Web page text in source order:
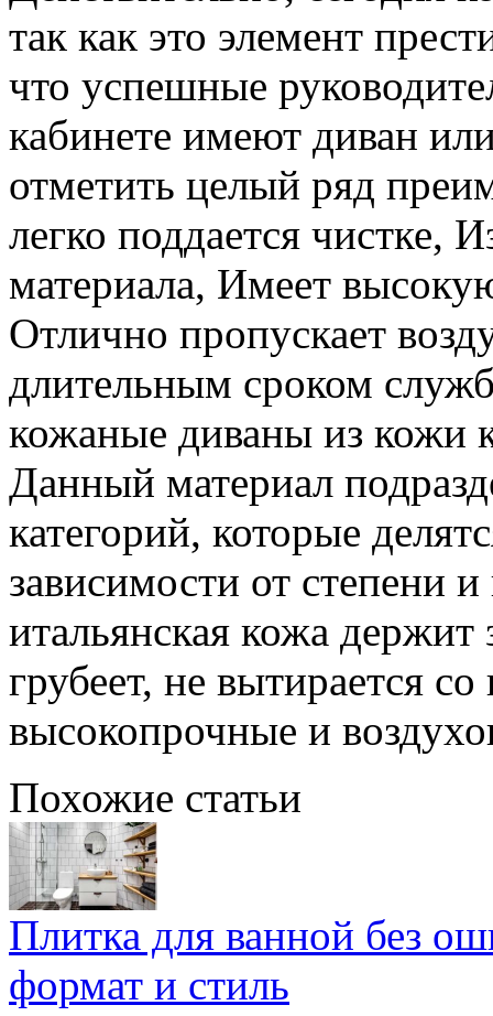
так как это элемент
что успешные
кабинете имеют диван
отметить целый ряд
легко поддается чистке,
материала, Имеет
Отлично пропускает
длительным сроком
кожаные диваны из кожи
Данный материал
категорий, которые
зависимости от степени
итальянская кожа
грубеет, не вытирается
высокопрочные и
Похожие статьи
Плитка для ванной без
формат и стиль